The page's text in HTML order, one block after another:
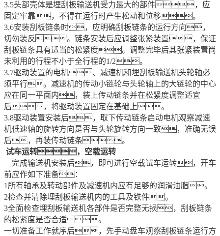
3.5头部壳体是埋刮板输送机受力最大的部件，应
固定牢靠，不得在运行时产生松动和位移。
3.6安装刮板链条时，应明确刮板链条的运行方向，
切勿装反。链条安装后应调整张紧装置，保证
刮板链条具有适当的松紧度。调整完毕后其张紧装置尚
未利用的行程不小于全行程的1/2。
3.7驱动装置的电机、减速机和埋刮板输送机头轮轴必
须平行。减速机的传动小链轮与头轮轴上的大链轮的中心
应在同一平面内，装上传动链条并在松紧度调整适宜
后，将驱动装置固定在基础上。
3.8驱动装置安装后，取下传动链条启动电机观察减速
机低速轴的旋转方向是否与头轮旋转方向一致，准确无误
后，再装传动链条。
试车运转， 空载运转
完成输送机安装后，即可进行空载试车运转，开车
前应作如下准备：
1所有轴承及转动部件及减速机内应有足够的润滑油脂。
2检查并清除埋刮板输送机内的工具及铁件。
3全面检查埋刮板输送机各部件是否完整无损，刮板链条
的松紧度是否合适。
一切准备工作就序后，先手动盘车观察刮板链条运行方